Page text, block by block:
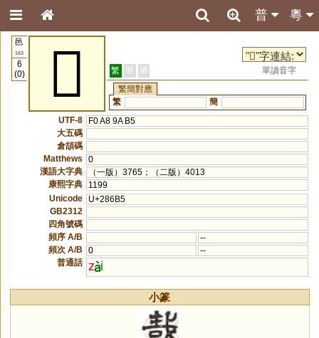
粵
普
邑
163
6
(0)
𨚵 繁 簡 港
單讀音字
繁簡對應
繁
簡
UTF-8
F0 A8 9A B5
大五碼
倉頡碼
Matthews
0
漢語大字典
（一版）3765；（二版）4013
康熙字典
1199
Unicode
U+286B5
GB2312
四角號碼
頻序 A/B
--
頻次 A/B
0
--
普通話 z i
小篆